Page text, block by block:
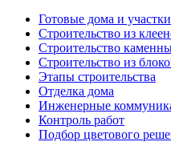
Готовые дома и участки
Строительство из
Строительство
Строительство из
Этапы строительства
Отделка дома
Инженерные
Контроль работ
Подбор цветового